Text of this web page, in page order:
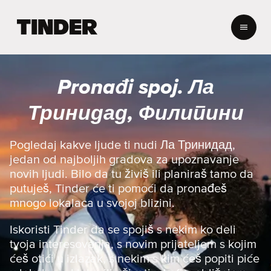
r
o
e
t
n
a
s
t
r
a
n
c
Pronađi spoj. Ла
Тринидад, Филипини
Pogledaj kakve ljude ti nudi Ла Тринидад,
jedan od najboljih gradova za upoznavanje
novih ljudi. Bilo da tu živiš ili planiraš tamo da
putuješ, Tinder će ti pomoći da pronađeš
mnogo lokalaca u svojoj blizini.
Iskoristi Tinder da se spojiš s nekim ko deli
tvoja interesovanja, s novim prijateljem s kojim
ćeš otići u izlazak, s nekim s kim ćeš popiti piće